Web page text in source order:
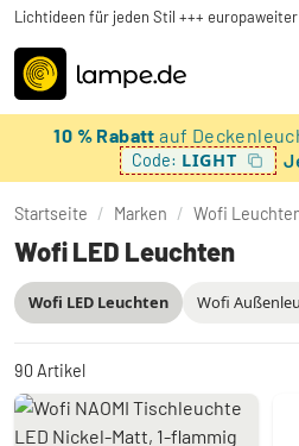
Lichtideen für jeden Stil +++
10 % Rabattauf
Code: LIGHT
Startseite / Marken / Wofi
Wofi LED Leuchten
Wofi
Wofi LED Leuchten
90 Artikel